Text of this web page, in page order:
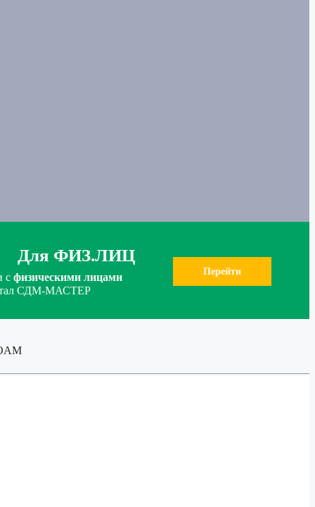
Для ФИЗ.ЛИЦ
сфизическими лицами
СДМ-МАСТЕР
Перейти